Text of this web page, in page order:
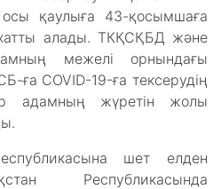
осы қаулыға 43-қосымшаға
алады. ТКҚСҚБД және
межелі орнындағы
COVID-19-ға тексерудің
адамның жүретін жолы
шет елден
Республикасында